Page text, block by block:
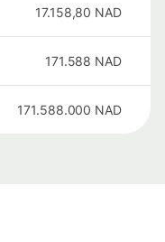
17.158,80 NAD
171.588 NAD
171.588.000 NAD